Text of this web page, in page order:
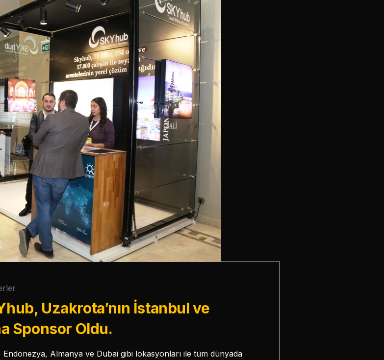
Uzakrota’nın İstanbul ve
Sponsor Oldu.
Almanya ve Dubai gibi lokasyonları ile tüm dünyada